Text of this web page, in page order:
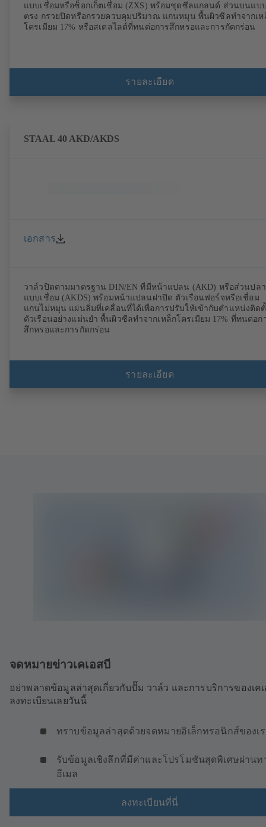
แบบเชื่อมหรือซ็อกเก็ตเชื่อม (ZXS) พร้อมชุดซีลแกลนด์ ส่วนบนแบ
ตรง กรวยปิดหรือกรวยควบคุมปริมาณ แกนหมุน พื้นผิวซีลทำจากเห
โครเมียม 17% หรือสเตลไลต์ที่ทนต่อการสึกหรอและการกัดกร่อน
รายละเอียด
STAAL 40 AKD/AKDS
เอกสาร
วาล์วปิดตามมาตรฐาน DIN/EN ที่มีหน้าแปลน (AKD) หรือส่วนปล
แบบเชื่อม (AKDS) พร้อมหน้าแปลนฝาปิด ตัวเรือนฟอร์จหรือเชื่อม
แกนไม่หมุน แผ่นลิ่มที่เคลื่อนที่ได้เพื่อการปรับให้เข้ากับตำแหน่งติด
ตัวเรือนอย่างแม่นยำ พื้นผิวซีลทำจากเหล็กโครเมียม 17% ที่ทนต่อก
สึกหรอและการกัดกร่อน
รายละเอียด
จดหมายข่าวเคเอสบี
อย่าพลาดข้อมูลล่าสุดเกี่ยวกับปั๊ม วาล์ว และการบริการของเค
ลงทะเบียนเลยวันนี้
ทราบข้อมูลล่าสุดด้วยจดหมายอิเล็กทรอนิกส์ของเ
รับข้อมูลเชิงลึกที่มีค่าและโปรโมชันสุดพิเศษผ่านท
อีเมล
ลงทะเบียนที่นี่